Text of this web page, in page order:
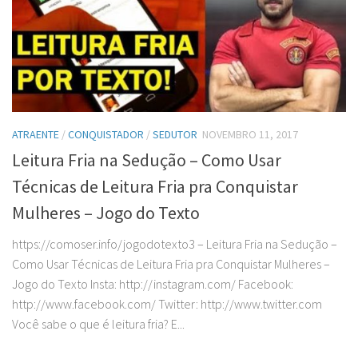
ATRAENTE /CONQUISTADOR /SEDUTOR NOVEMBRO 11, 2017
Leitura Fria na Sedução – Como Usar
Técnicas de Leitura Fria pra Conquistar
Mulheres – Jogo do Texto
https://comoser.info/jogodotexto3 – Leitura Fria na Sedução –
Como Usar Técnicas de Leitura Fria pra Conquistar Mulheres –
Jogo do Texto Insta: http://instagram.com/ Facebook:
http://www.facebook.com/ Twitter: http://www.twitter.com
Você sabe o que é leitura fria? E...